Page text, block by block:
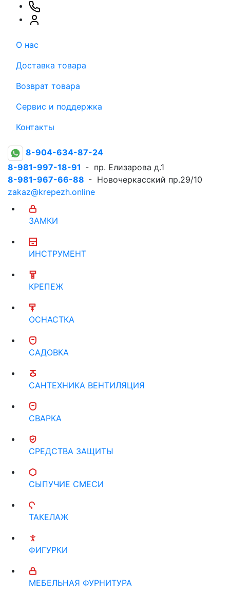
О нас
Доставка товара
Возврат товара
Сервис и поддержка
Контакты
8-904-634-87-24
8-981-997-18-91 - пр. Елизарова д.1
8-981-967-66-88 - Новочеркасский пр.29/10
zakaz@krepezh.online
ЗАМКИ
ИНСТРУМЕНТ
КРЕПЕЖ
ОСНАСТКА
САДОВКА
САНТЕХНИКА ВЕНТИЛЯЦИЯ
СВАРКА
СРЕДСТВА ЗАЩИТЫ
СЫПУЧИЕ СМЕСИ
ТАКЕЛАЖ
ФИГУРКИ
МЕБЕЛЬНАЯ ФУРНИТУРА